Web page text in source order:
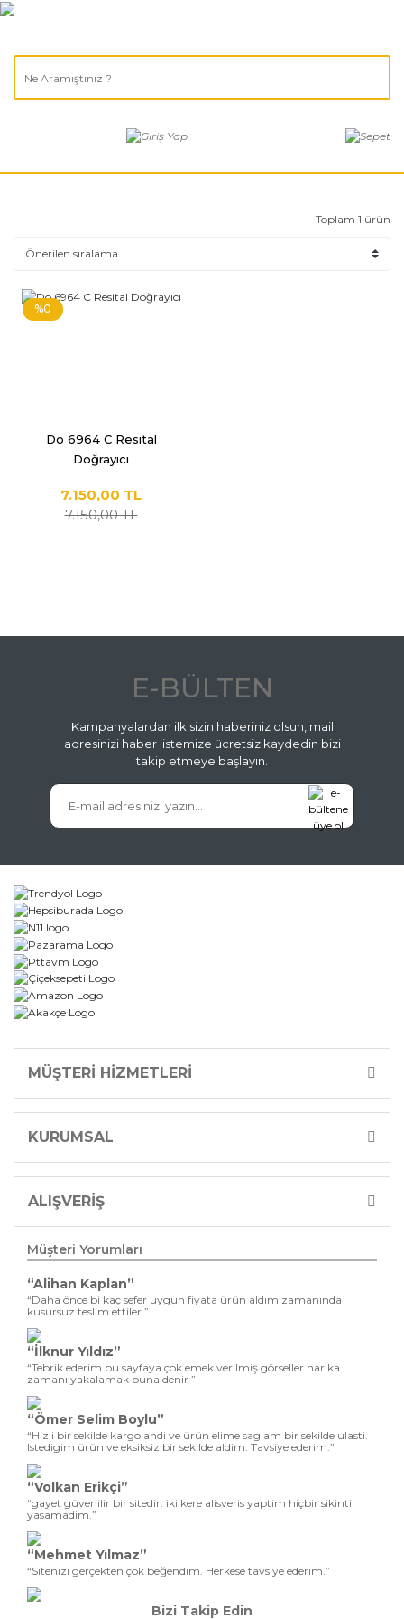
Toplam 1 ürün
%0
Do 6964 C Resital
Doğrayıcı
7.150,00 TL
7.150,00 TL
E-BÜLTEN
Kampanyalardan ilk sizin haberiniz olsun, mail
adresinizi haber listemize ücretsiz kaydedin bizi
takip etmeye başlayın.
MÜŞTERİ HİZMETLERİ
KURUMSAL
ALIŞVERİŞ
Müşteri Yorumları
“Alihan Kaplan”
“Daha önce bi kaç sefer uygun fiyata ürün aldım zamanında
kusursuz teslim ettiler.”
“İlknur Yıldız”
“Tebrik ederim bu sayfaya çok emek verilmiş görseller harika
zamanı yakalamak buna denir ”
“Ömer Selim Boylu”
“Hizli bir sekilde kargolandi ve ürün elime saglam bir sekilde ulasti.
Istedigim ürün ve eksiksiz bir sekilde aldim. Tavsiye ederim.”
“Volkan Erikçi”
“gayet güvenilir bir sitedir. iki kere alisveris yaptim hiçbir sikinti
yasamadim.”
“Mehmet Yılmaz”
“Sitenizi gerçekten çok beğendim. Herkese tavsiye ederim.”
Bizi Takip Edin